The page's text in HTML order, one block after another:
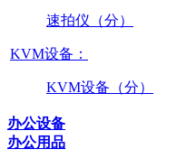
速拍仪（分）
KVM设备：
KVM设备（分）
办公设备
办公用品